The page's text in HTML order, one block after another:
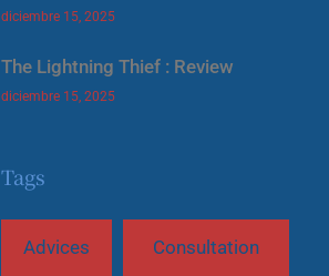
diciembre 15, 2025
The Lightning Thief : Review
diciembre 15, 2025
Tags
Advices Consultation